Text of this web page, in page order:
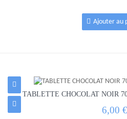
Ajouter au
TABLETTE CHOCOLAT NOIR
6,00 €